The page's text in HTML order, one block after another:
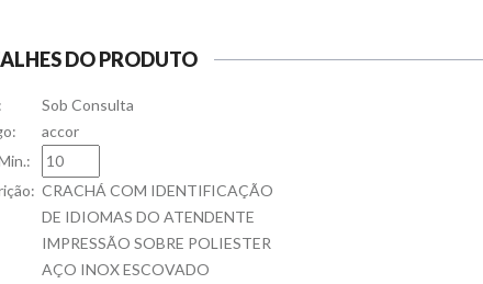
DO PRODUTO
Sob Consulta
accor
CRACHÁ COM IDENTIFICAÇÃO
DE IDIOMAS DO ATENDENTE
IMPRESSÃO SOBRE POLIESTER
AÇO INOX ESCOVADO